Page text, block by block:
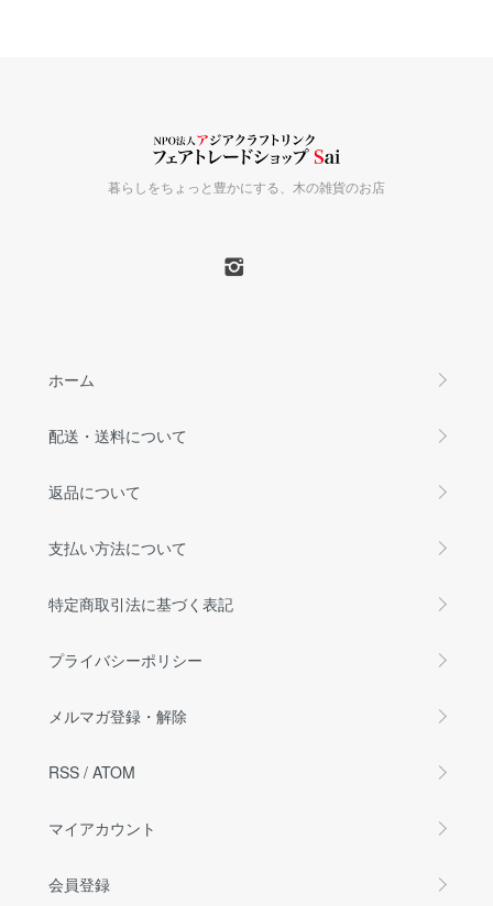
暮らしをちょっと豊かにする、木の雑貨のお店
ホーム
配送・送料について
返品について
支払い方法について
特定商取引法に基づく表記
プライバシーポリシー
メルマガ登録・解除
RSS / ATOM
マイアカウント
会員登録